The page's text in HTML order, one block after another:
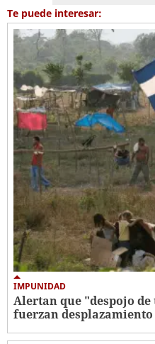
Te puede interesar:
IMPUNIDAD
Alertan que "despojo
fuerzan